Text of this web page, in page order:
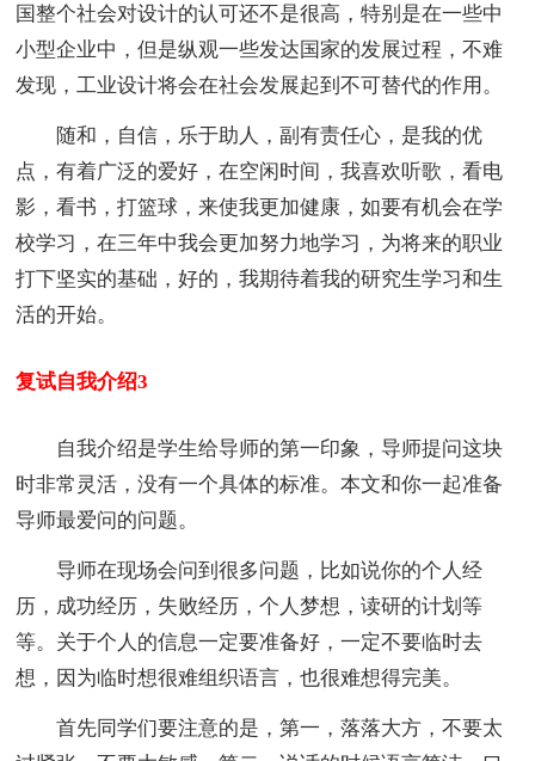
国整个社会对设计的认可还不是很高，特别是在一些中
小型企业中，但是纵观一些发达国家的发展过程，不难
发现，工业设计将会在社会发展起到不可替代的作用。
随和，自信，乐于助人，副有责任心，是我的优
点，有着广泛的爱好，在空闲时间，我喜欢听歌，看电
影，看书，打篮球，来使我更加健康，如要有机会在学
校学习，在三年中我会更加努力地学习，为将来的职业
打下坚实的基础，好的，我期待着我的研究生学习和生
活的开始。
复试自我介绍3
自我介绍是学生给导师的第一印象，导师提问这块
时非常灵活，没有一个具体的标准。本文和你一起准备
导师最爱问的问题。
导师在现场会问到很多问题，比如说你的个人经
历，成功经历，失败经历，个人梦想，读研的计划等
等。关于个人的信息一定要准备好，一定不要临时去
想，因为临时想很难组织语言，也很难想得完美。
首先同学们要注意的是，第一，落落大方，不要太